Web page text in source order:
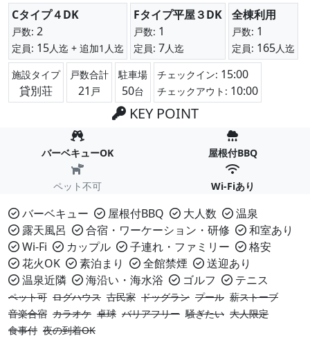
Cタイプ４DK
戸数: 2
定員: 15人迄 + 追加1人迄
Fタイプ平屋３DK
戸数: 1
定員: 7人迄
全棟利用
戸数: 1
定員: 165人迄
施設タイプ
貸別荘
戸数合計
21 戸
駐車場
50台
チェックイン: 15:00
チェックアウト: 10:00
KEY POINT
バーベキューOK 屋根付BBQ
ペット不可 Wi-Fiあり
バーベキュー 屋根付BBQ 大人数
温泉
露天風呂
合宿・ワーケーション・研修
和室あり
Wi-Fi
カップル 子連れ・ファミリー
格安
花火OK
素泊まり 全館禁煙
送迎あり
温泉近隣
海沿い・海水浴 ゴルフ テニス
ペット可 ログハウス 古民家 ドッグラン プール 薪ストーブ
音楽合宿 カラオケ 卓球 バリアフリー 騒ぎたい 大人限定
食事付 夜の到着OK